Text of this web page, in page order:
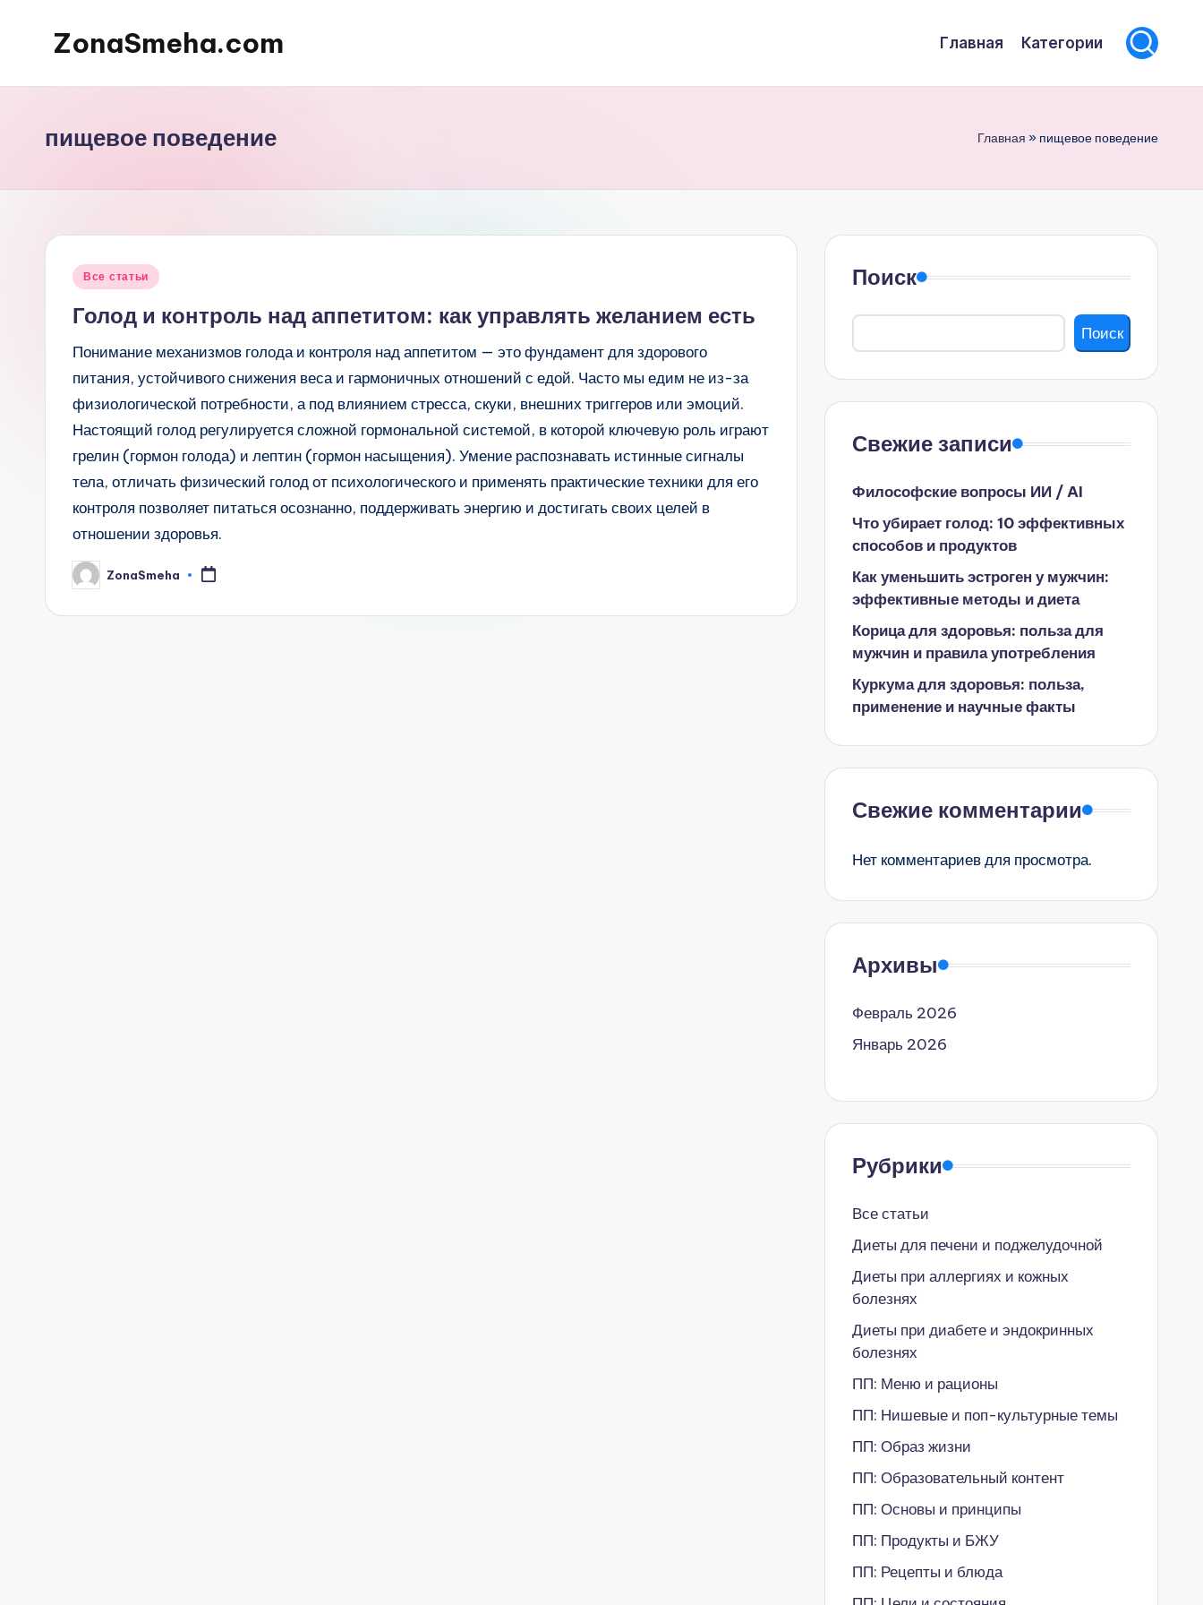
ПерейтиZonaSmeha.com
Правильное
питание
Главная Категории
пищевое поведение Главная » пищевое поведение
Опубликовано
Все статьи
Голод и контроль над аппетитом: как управлять желанием есть
Понимание механизмов голода и контроля над аппетитом — это фундамент для здорового
питания, устойчивого снижения веса и гармоничных отношений с едой. Часто мы едим не из-за
физиологической потребности, а под влиянием стресса, скуки, внешних триггеров или эмоций.
Настоящий голод регулируется сложной гормональной системой, в которой ключевую роль играют
грелин (гормон голода) и лептин (гормон насыщения). Умение распознавать истинные сигналы
тела, отличать физический голод от психологического и применять практические техники для его
контроля позволяет питаться осознанно, поддерживать энергию и достигать своих целей в
отношении здоровья.
Запись
от
ZonaSmeha
Поиск
Поиск
Свежие записи
Философские вопросы ИИ / AI
Что убирает голод: 10 эффективных
способов и продуктов
Как уменьшить эстроген у мужчин:
эффективные методы и диета
Корица для здоровья: польза для
мужчин и правила употребления
Куркума для здоровья: польза,
применение и научные факты
Свежие комментарии
Нет комментариев для просмотра.
Архивы
Февраль 2026
Январь 2026
Рубрики
Все статьи
Диеты для печени и поджелудочной
Диеты при аллергиях и кожных
болезнях
Диеты при диабете и эндокринных
болезнях
ПП: Меню и рационы
ПП: Нишевые и поп-культурные темы
ПП: Образ жизни
ПП: Образовательный контент
ПП: Основы и принципы
ПП: Продукты и БЖУ
ПП: Рецепты и блюда